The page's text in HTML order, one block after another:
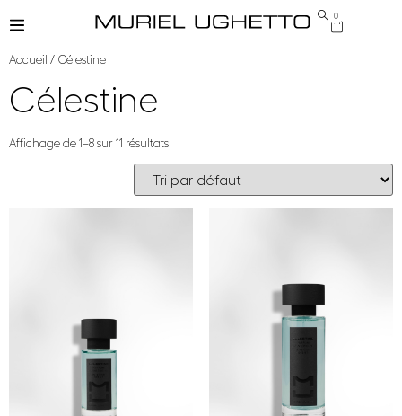
0
Accueil / Célestine
Célestine
Affichage de 1–8 sur 11 résultats